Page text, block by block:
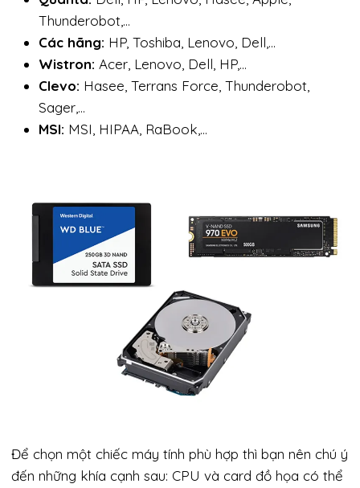
Thunderobot,…
Các hãng: HP, Toshiba, Lenovo, Dell,…
Wistron: Acer, Lenovo, Dell, HP,…
Clevo: Hasee, Terrans Force, Thunderobot,
Sager,…
MSI: MSI, HIPAA, RaBook,…
Để chọn một chiếc máy tính phù hợp thì bạn nên chú ý
đến những khía cạnh sau: CPU và card đồ họa có thể